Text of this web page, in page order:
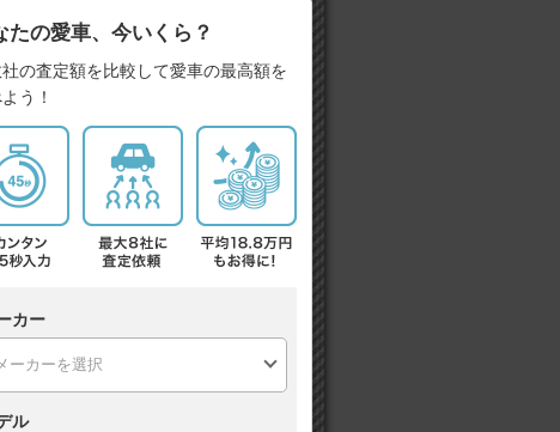
たの愛車、今いくら？
の査定額を比較して愛車の最高額を
う！
カー
ル